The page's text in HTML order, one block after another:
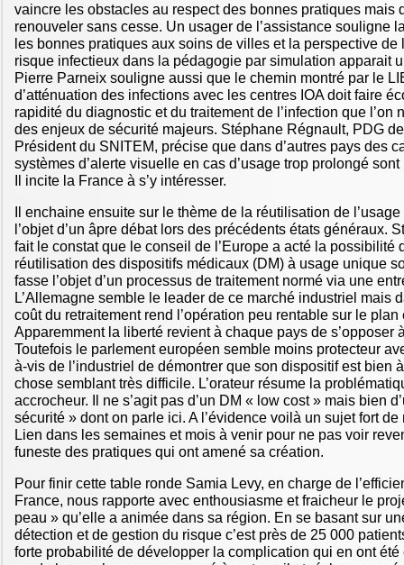
vaincre les obstacles au respect des bonnes pratiques mais
renouveler sans cesse. Un usager de l’assistance souligne
les bonnes pratiques aux soins de villes et la perspective de
risque infectieux dans la pédagogie par simulation apparait
Pierre Parneix souligne aussi que le chemin montré par le
d’atténuation des infections avec les centres IOA doit faire
rapidité du diagnostic et du traitement de l’infection que l’on
des enjeux de sécurité majeurs. Stéphane Régnault, PDG
Président du SNITEM, précise que dans d’autres pays des
systèmes d’alerte visuelle en cas d’usage trop prolongé
Il incite la France à s’y intéresser.
Il enchaine ensuite sur le thème de la réutilisation de
l’objet d’un âpre débat lors des précédents états généraux.
fait le constat que le conseil de l’Europe a acté la possibilité
réutilisation des dispositifs médicaux (DM) à usage unique
fasse l’objet d’un processus de traitement normé via une
L’Allemagne semble le leader de ce marché industriel mais
coût du retraitement rend l’opération peu rentable sur le
Apparemment la liberté revient à chaque pays de s’opposer
Toutefois le parlement européen semble moins protecteur
à-vis de l’industriel de démontrer que son dispositif est bien
chose semblant très difficile. L’orateur résume la
accrocheur. Il ne s’agit pas d’un DM « low cost » mais bien
sécurité » dont on parle ici. A l’évidence voilà un sujet fort
Lien dans les semaines et mois à venir pour ne pas voir
funeste des pratiques qui ont amené sa création.
Pour finir cette table ronde Samia Levy, en charge de
France, nous rapporte avec enthousiasme et fraicheur le
peau » qu’elle a animée dans sa région. En se basant sur
détection et de gestion du risque c’est près de 25 000
forte probabilité de développer la complication qui en ont